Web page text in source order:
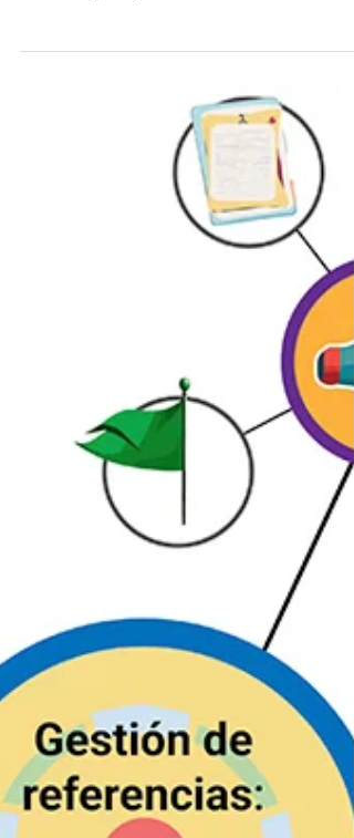
herramientas para corrección, estilo y